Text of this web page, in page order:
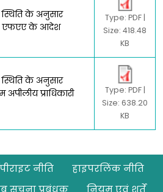
स्थिति के अनुसार
एफएए के आदेश
Type: PDF |
Size: 418.48
KB
स्थिति के अनुसार
प्राधिकारी
Type: PDF |
Size: 638.20
KB
नीति
हाइपरलिंक नीति
सूचना प्रबंधक नियम एवं शर्तें